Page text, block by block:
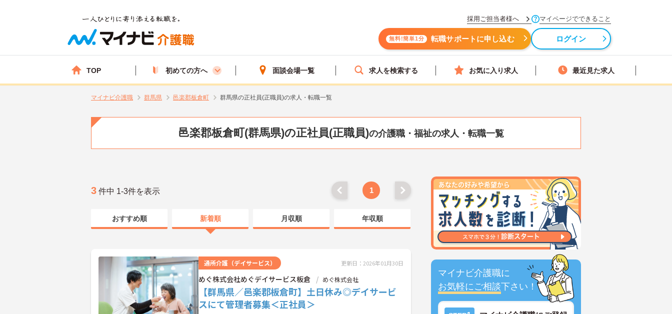
採用ご担当者様へ マイページでできること
無料!簡単1分 転職サポートに申し込む ログイン
TOP 初めての方へ 面談会場一覧 求人を検索する お気に入り求人 最近見た求人
マイナビ介護職 群馬県 邑楽郡板倉町 群馬県の正社員(正職員)の求人・転職一覧
邑楽郡板倉町(群馬県)の正社員(正職員)の介護職・福祉の求人・転職一覧
マイナビ介護職に
お気軽にご相談下さい！
3 件中 1-3件を表示 1
おすすめ順 新着順 月収順 年収順
通所介護（デイサービス） 更新日：2026年01月30日
めぐ株式会社めぐデイサービス板倉 めぐ株式会社
【群馬県／邑楽郡板倉町】土日休み◎デイサービ
スにて管理者募集＜正社員＞